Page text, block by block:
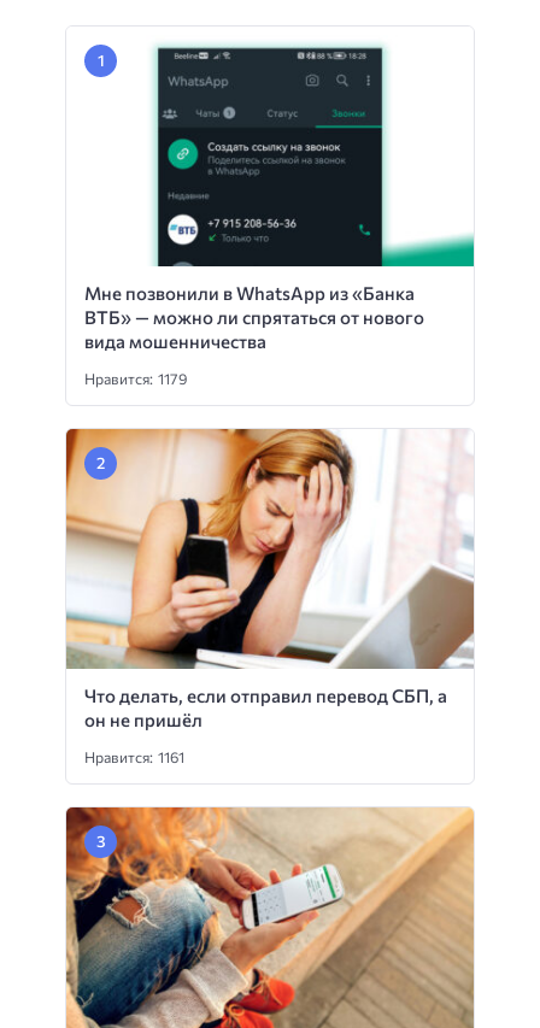
Мне позвонили в WhatsApp из «Банка
ВТБ» — можно ли спрятаться от нового
вида мошенничества
Нравится: 1179
Что делать, если отправил перевод СБП, а
он не пришёл
Нравится: 1161